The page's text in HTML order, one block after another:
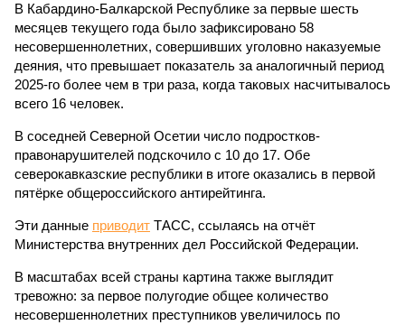
В Кабардино-Балкарской Республике за первые шесть
месяцев текущего года было зафиксировано 58
несовершеннолетних, совершивших уголовно наказуемые
деяния, что превышает показатель за аналогичный период
2025-го более чем в три раза, когда таковых насчитывалось
всего 16 человек.
В соседней Северной Осетии число подростков-
правонарушителей подскочило с 10 до 17. Обе
северокавказские республики в итоге оказались в первой
пятёрке общероссийского антирейтинга.
Эти данные приводит ТАСС, ссылаясь на отчёт
Министерства внутренних дел Российской Федерации.
В масштабах всей страны картина также выглядит
тревожно: за первое полугодие общее количество
несовершеннолетних преступников увеличилось по